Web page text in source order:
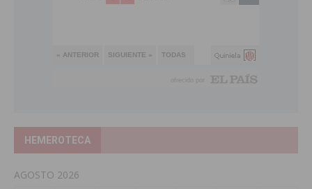
HEMEROTECA
AGOSTO 2026